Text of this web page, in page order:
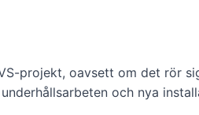
projekt, oavsett om det rör
och nya